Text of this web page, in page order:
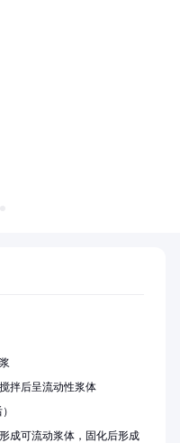
拌后呈流动性浆体
成可流动浆体，固化后形成